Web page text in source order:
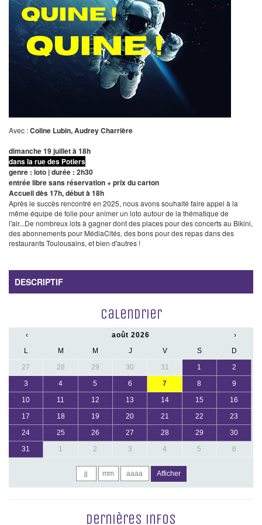
Avec :Coline Lubin, Audrey Charrière
dimanche 19 juillet à 18h
dans la rue des Potiers
genre : loto | durée : 2h30
entrée libre sans réservation + prix du carton
Accueil dès 17h, début à 18h
Après le succès rencontré en 2025, nous avons souhaité faire appel à la
même équipe de folie pour animer un loto autour de la thématique de
l'air...De nombreux lots à gagner dont des places pour des concerts au Bikini,
des abonnements pour MédiaCités, des bons pour des repas dans des
restaurants Toulousains, et bien d'autres !
DESCRIPTIF
Calendrier
‹ août 2026
›
L
M M J V S
D
27
28 29 30 31 1
2
3
4 5 6 7 8
9
10
11 12 13 14 15
16
17
18 19 20 21 22
23
24
25 26 27 28 29
30
31
1 2 3 4 5 6
Afficher
Dernières infos